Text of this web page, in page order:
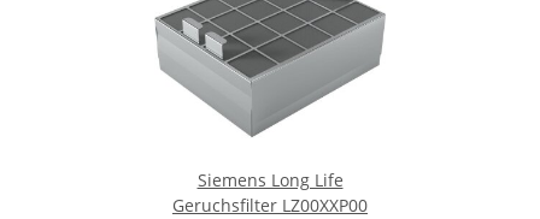
Siemens Long Life
Geruchsfilter LZ00XXP00